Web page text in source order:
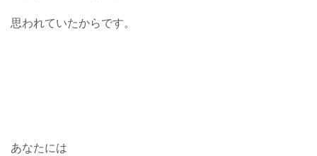
思われていたからです。
あなたには